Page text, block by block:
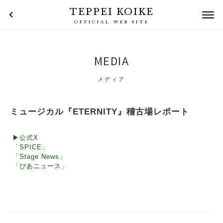
TEPPEI KOIKE
OFFICIAL WEB SITE
MEDIA
メディア
ミュージカル『ETERNITY』稽古場レポート
▶公式X
「SPICE」
「Stage News」
「ぴあニュース」